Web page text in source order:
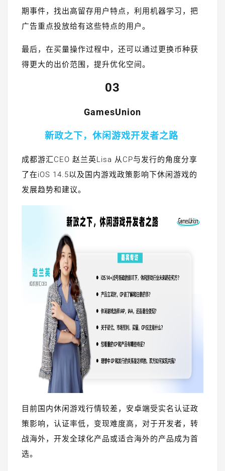
期事件，找出高留存用户特点，利用机器学习，把
广告重点投放给有这些特点的用户。
最后，在买量操作过程中，还可以通过更换币种获
得更大的出价范围，提升优化空间。
03
GamesUnion
新政之下，休闲游戏开发者之路
成都游汇CEO 赵兰英Lisa 从CP与发行的角度分享
了在iOS 14.5以及国内游戏政策影响下休闲游戏的
发展趋势和建议。
目前国内休闲游戏行情较差，安卓端受实名认证政
策影响，认证率低，变现难度高，对于开发者，转
战海外，开发全球化产品或适合海外的产品成为首
选。